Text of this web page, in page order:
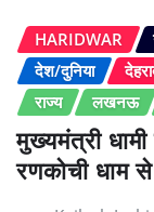
HARIDWAR
देश/दुनिया
राज्य
लखनऊ
मुख्यमंत्री
रणकोची धाम